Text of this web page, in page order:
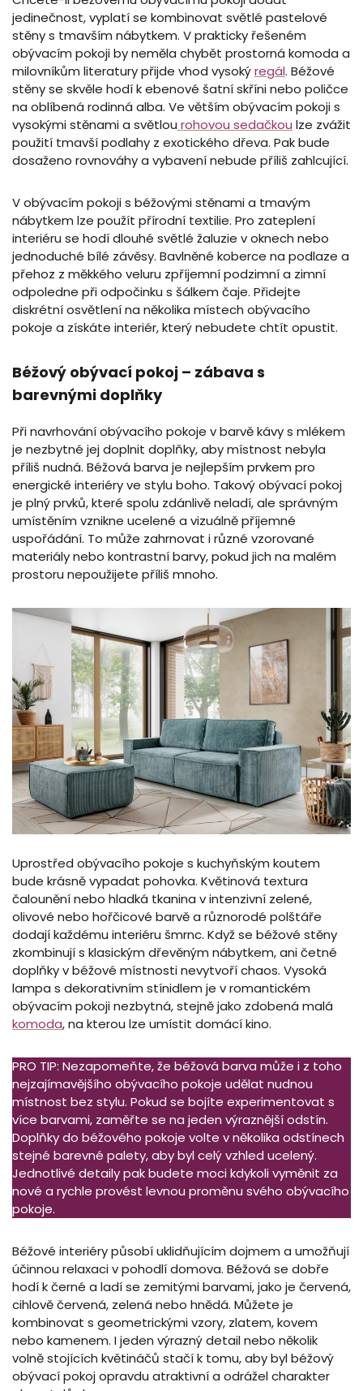
jedinečnost, vyplatí se kombinovat světlé pastelové
stěny s tmavším nábytkem. V prakticky řešeném
obývacím pokoji by neměla chybět prostorná komoda a
milovníkům literatury přijde vhod vysokýregál. Béžové
stěny se skvěle hodí k ebenové šatní skříni nebo poličce
na oblíbená rodinná alba. Ve větším obývacím pokoji s
vysokými stěnami a světlou rohovou sedačkou lze zvážit
použití tmavší podlahy z exotického dřeva. Pak bude
dosaženo rovnováhy a vybavení nebude příliš zahlcující.
V obývacím pokoji s béžovými stěnami a tmavým
nábytkem lze použít přírodní textilie. Pro zateplení
interiéru se hodí dlouhé světlé žaluzie v oknech nebo
jednoduché bílé závěsy. Bavlněné koberce na podlaze a
přehoz z měkkého veluru zpříjemní podzimní a zimní
odpoledne při odpočinku s šálkem čaje. Přidejte
diskrétní osvětlení na několika místech obývacího
pokoje a získáte interiér, který nebudete chtít opustit.
Béžový obývací pokoj – zábava s
barevnými doplňky
Při navrhování obývacího pokoje v barvě kávy s mlékem
je nezbytné jej doplnit doplňky, aby místnost nebyla
příliš nudná. Béžová barva je nejlepším prvkem pro
energické interiéry ve stylu boho. Takový obývací pokoj
je plný prvků, které spolu zdánlivě neladí, ale správným
umístěním vznikne ucelené a vizuálně příjemné
uspořádání. To může zahrnovat i různé vzorované
materiály nebo kontrastní barvy, pokud jich na malém
prostoru nepoužijete příliš mnoho.
Uprostřed obývacího pokoje s kuchyňským koutem
bude krásně vypadat pohovka. Květinová textura
čalounění nebo hladká tkanina v intenzivní zelené,
olivové nebo hořčicové barvě a různorodé polštáře
dodají každému interiéru šmrnc. Když se béžové stěny
zkombinují s klasickým dřevěným nábytkem, ani četné
doplňky v béžové místnosti nevytvoří chaos. Vysoká
lampa s dekorativním stínidlem je v romantickém
obývacím pokoji nezbytná, stejně jako zdobená malá
komoda, na kterou lze umístit domácí kino.
PRO TIP: Nezapomeňte, že béžová barva může i z toho
nejzajímavějšího obývacího pokoje udělat nudnou
místnost bez stylu. Pokud se bojíte experimentovat s
více barvami, zaměřte se na jeden výraznější odstín.
Doplňky do béžového pokoje volte v několika odstínech
stejné barevné palety, aby byl celý vzhled ucelený.
Jednotlivé detaily pak budete moci kdykoli vyměnit za
nové a rychle provést levnou proměnu svého obývacího
pokoje.
Béžové interiéry působí uklidňujícím dojmem a umožňují
účinnou relaxaci v pohodlí domova. Béžová se dobře
hodí k černé a ladí se zemitými barvami, jako je červená,
cihlově červená, zelená nebo hnědá. Můžete je
kombinovat s geometrickými vzory, zlatem, kovem
nebo kamenem. I jeden výrazný detail nebo několik
volně stojících květináčů stačí k tomu, aby byl béžový
obývací pokoj opravdu atraktivní a odrážel charakter